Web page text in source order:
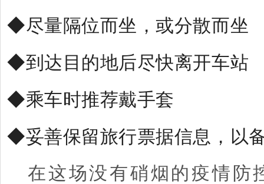
◆尽量隔位而坐，或分散而坐
◆到达目的地后尽快离开车站
◆乘车时推荐戴手套
◆妥善保留旅行票据信息，以
在这场没有硝烟的疫情防